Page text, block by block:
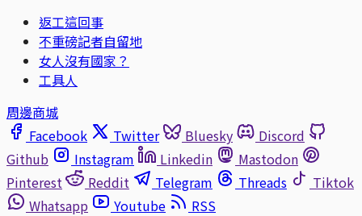
返工這回事
不重磅記者自留地
女人沒有國家？
工具人
周邊商城
Facebook
Twitter Bluesky
Discord
Github
Instagram Linkedin
Mastodon
Pinterest
Reddit Telegram Threads
Tiktok
Whatsapp
Youtube
RSS